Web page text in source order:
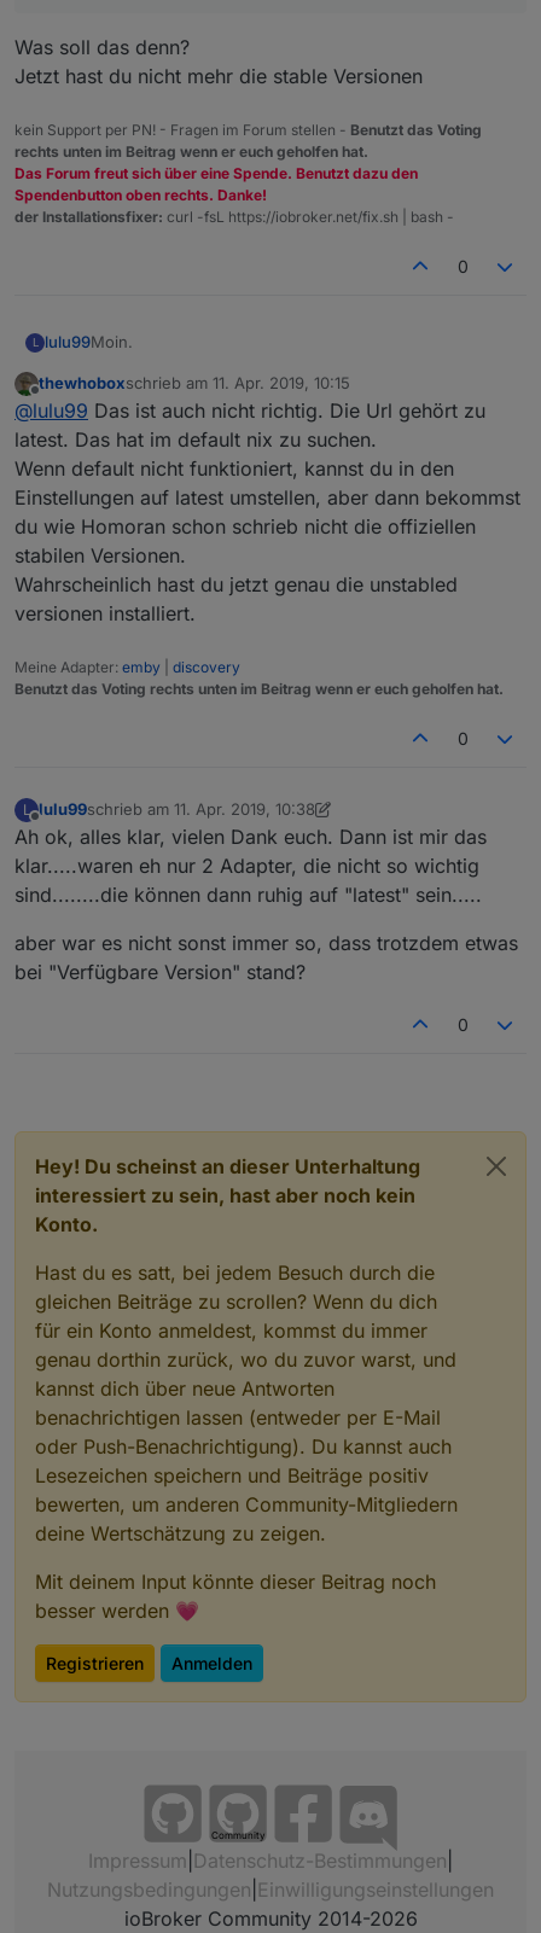
Was soll das denn?
Jetzt hast du nicht mehr die stable Versionen
kein Support per PN! - Fragen im Forum stellen - Benutzt das Voting
rechts unten im Beitrag wenn er euch geholfen hat.
Das Forum freut sich über eine Spende. Benutzt dazu den
Spendenbutton oben rechts. Danke!
der Installationsfixer: curl -fsL https://iobroker.net/fix.sh | bash -
0
L lulu99Moin.
Bei mir geht der Link "http://iobroker.live/sources-
dist.json" nicht.
Es werden auch nicht die Versionsnummern bei den
Adaptern angezeigt.
Dann habe ich "http://iobroker.live/sources-dist-
latest.json " auch unter "default" eingetragen, dann
konnte ich zumindest die Adapter updaten.
Nun steht aber im Moment unter beiden Feldern
"http://iobroker.live/sources-dist-latest.json
Das kann so auch nicht richtig sein, oder?
Offline
thewhoboxschrieb am 11. Apr. 2019, 10:15
zuletzt editiert von
@lulu99 Das ist auch nicht richtig. Die Url gehört zu
latest. Das hat im default nix zu suchen.
Wenn default nicht funktioniert, kannst du in den
Einstellungen auf latest umstellen, aber dann bekommst
du wie Homoran schon schrieb nicht die offiziellen
stabilen Versionen.
Wahrscheinlich hast du jetzt genau die unstabled
versionen installiert.
Meine Adapter: emby
discovery
Benutzt das Voting rechts unten im Beitrag wenn er euch geholfen hat.
0
L
Offline
lulu99schrieb am 11. Apr. 2019, 10:38
zuletzt editiert von lulu994. Nov. 2019, 12:40
Ah ok, alles klar, vielen Dank euch. Dann ist mir das
klar.....waren eh nur 2 Adapter, die nicht so wichtig
sind........die können dann ruhig auf "latest" sein.....
aber war es nicht sonst immer so, dass trotzdem etwas
bei "Verfügbare Version" stand?
0
Hey! Du scheinst an dieser Unterhaltung
interessiert zu sein, hast aber noch kein
Konto.
Hast du es satt, bei jedem Besuch durch die
gleichen Beiträge zu scrollen? Wenn du dich
für ein Konto anmeldest, kommst du immer
genau dorthin zurück, wo du zuvor warst, und
kannst dich über neue Antworten
benachrichtigen lassen (entweder per E-Mail
oder Push-Benachrichtigung). Du kannst auch
Lesezeichen speichern und Beiträge positiv
bewerten, um anderen Community-Mitgliedern
deine Wertschätzung zu zeigen.
Mit deinem Input könnte dieser Beitrag noch
besser werden 💗
Registrieren Anmelden
Community
Impressum Datenschutz-Bestimmungen
Nutzungsbedingungen Einwilligungseinstellungen
ioBroker Community 2014-2026